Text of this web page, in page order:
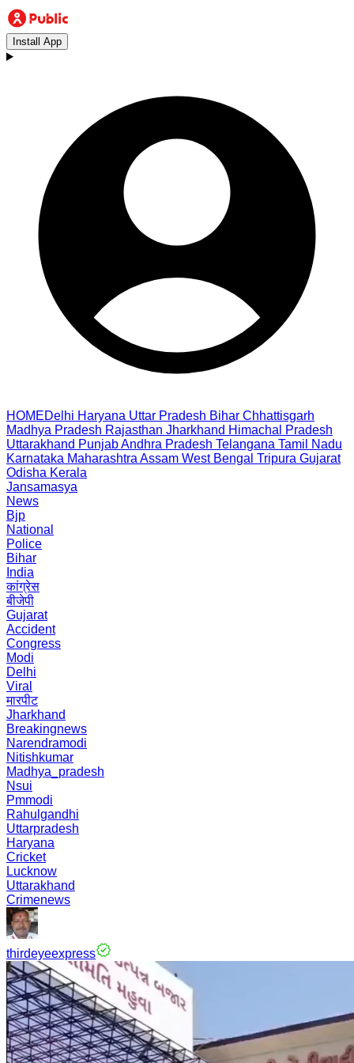
Install App
HOMEDelhi Haryana Uttar Pradesh Bihar Chhattisgarh
Madhya Pradesh Rajasthan Jharkhand Himachal Pradesh
Uttarakhand PunjabAndhra Pradesh Telangana Tamil Nadu
Karnataka Maharashtra Assam West Bengal Tripura Gujarat
Odisha Kerala
Jansamasya
News
Bjp
National
Police
Bihar
India
कांग्रेस
बीजेपी
Gujarat
Accident
Congress
Modi
Delhi
Viral
मारपीट
Jharkhand
Breakingnews
Narendramodi
Nitishkumar
Madhya_pradesh
Nsui
Pmmodi
Rahulgandhi
Uttarpradesh
Haryana
Cricket
Lucknow
Uttarakhand
Crimenews
thirdeyeexpress